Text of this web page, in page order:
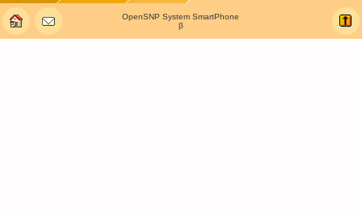
OpenSNP System SmartPhone
β